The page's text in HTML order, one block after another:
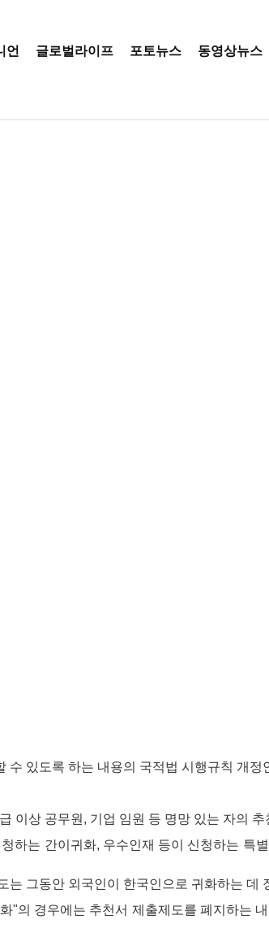
언 글로벌라이프 포토뉴스 동영상뉴스
있도록 하는 내용의 국적법 시행규칙 개
이상 공무원, 기업 임원 등 명망 있는 자의
는 간이귀화, 우수인재 등이 신청하는 특
그동안 외국인이 한국인으로 귀화하는 데
"의 경우에는 추천서 제출제도를 폐지하는